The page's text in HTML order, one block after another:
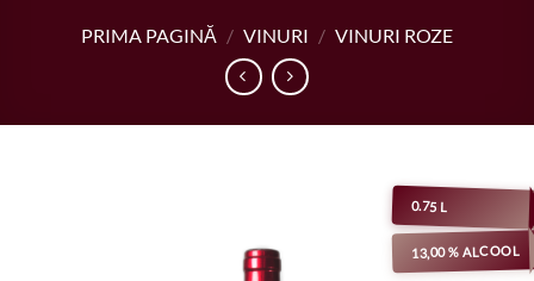
PRIMA PAGINĂ / VINURI / VINURI ROZE
0.75 L
13,00 % ALCOOL